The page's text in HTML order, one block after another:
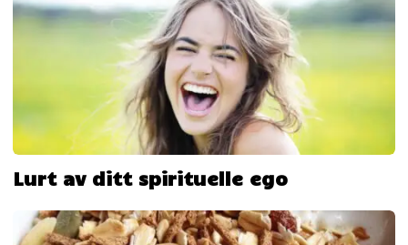
Lurt av ditt spirituelle ego